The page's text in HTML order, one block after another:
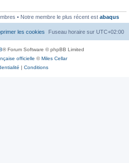
• Notre membre le plus récent est abaqus
Fuseau horaire sur UTC+02:00
les cookies
® Forum Software © phpBB Limited
officielle ©Miles Cellar
| Conditions